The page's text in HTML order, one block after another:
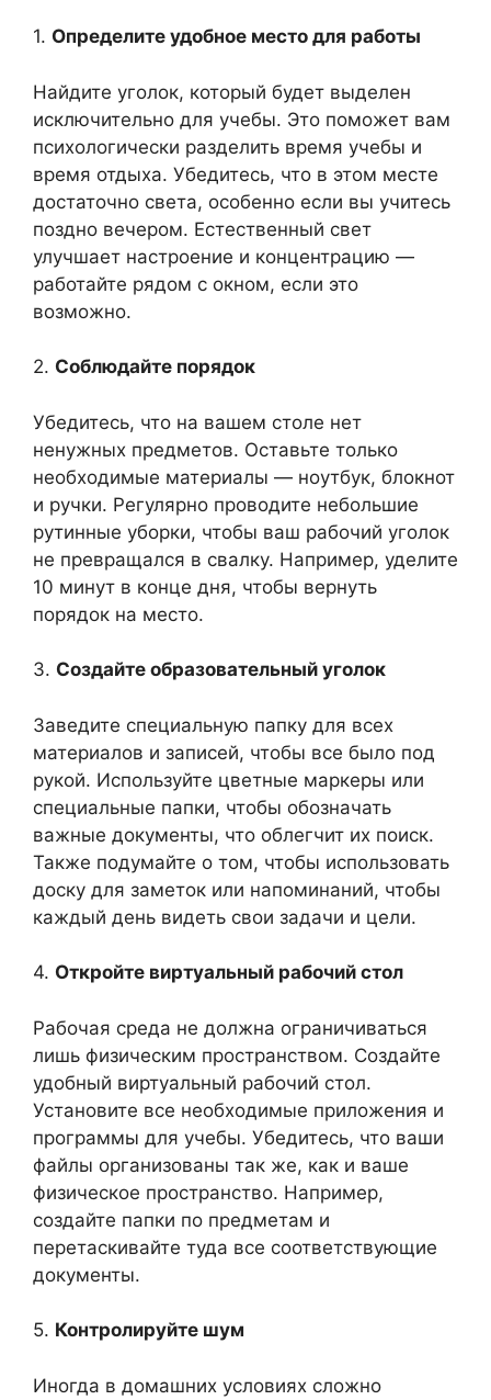
1. Определите удобное место для работы
Найдите уголок, который будет выделен
исключительно для учебы. Это поможет вам
психологически разделить время учебы и
время отдыха. Убедитесь, что в этом месте
достаточно света, особенно если вы учитесь
поздно вечером. Естественный свет
улучшает настроение и концентрацию —
работайте рядом с окном, если это
возможно.
2. Соблюдайте порядок
Убедитесь, что на вашем столе нет
ненужных предметов. Оставьте только
необходимые материалы — ноутбук, блокнот
и ручки. Регулярно проводите небольшие
рутинные уборки, чтобы ваш рабочий уголок
не превращался в свалку. Например, уделите
10 минут в конце дня, чтобы вернуть
порядок на место.
3. Создайте образовательный уголок
Заведите специальную папку для всех
материалов и записей, чтобы все было под
рукой. Используйте цветные маркеры или
специальные папки, чтобы обозначать
важные документы, что облегчит их поиск.
Также подумайте о том, чтобы использовать
доску для заметок или напоминаний, чтобы
каждый день видеть свои задачи и цели.
4. Откройте виртуальный рабочий стол
Рабочая среда не должна ограничиваться
лишь физическим пространством. Создайте
удобный виртуальный рабочий стол.
Установите все необходимые приложения и
программы для учебы. Убедитесь, что ваши
файлы организованы так же, как и ваше
физическое пространство. Например,
создайте папки по предметам и
перетаскивайте туда все соответствующие
документы.
5. Контролируйте шум
Иногда в домашних условиях сложно